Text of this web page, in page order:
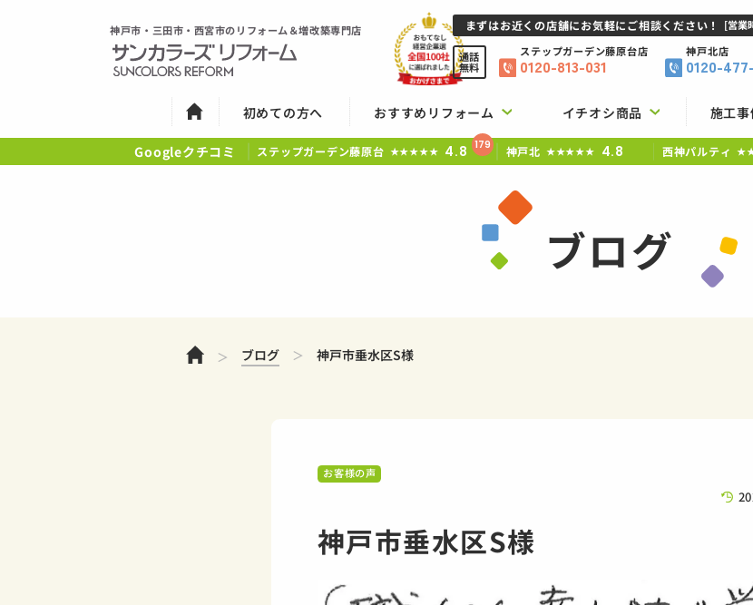
神戸市・三田市・西宮市のリフォーム＆増改築専門店
初めての方へ おすすめリフォーム イチオシ商品 施工事
まずはお近くの店舗にお気軽にご相談ください！ [営業
通話
無料
ステップガーデン藤原台店
0120-813-031
神戸北店
0120-
Googleクチコミ ステップガーデン藤原台 ★★★★★ 4.8 179 神戸北 ★★★★★ 4.8 西神パルティ
ブログ
ホーム ブログ 神戸市垂水区S様
お客様の声
神戸市垂水区S様